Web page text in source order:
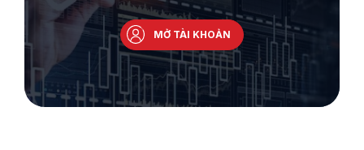
MỞ TÀI KHOẢN